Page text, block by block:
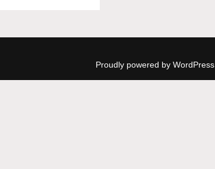
Proudly powered by WordPress